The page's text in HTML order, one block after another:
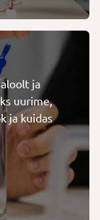
ja
uurime,
ja kuidas